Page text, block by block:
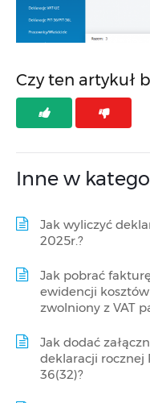
Czy ten artykuł
Inne w
Jak wyliczyć
2025r.?
Jak pobrać
ewidencji
zwolniony z VAT
Jak dodać
deklaracji rocznej
36(32)?